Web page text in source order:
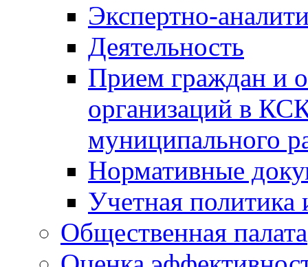
Экспертно-
Деятельность
Прием граждан и
организаций в
муниципального
Нормативные
Учетная политика
Общественная палата